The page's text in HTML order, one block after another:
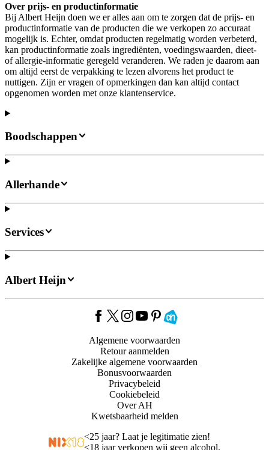
Over prijs- en productinformatie
Bij Albert Heijn doen we er alles aan om te zorgen dat de prijs- en
productinformatie van de producten die we verkopen zo accuraat
mogelijk is. Echter, omdat producten regelmatig worden verbeterd,
kan productinformatie zoals ingrediënten, voedingswaarden, dieet-
of allergie-informatie geregeld veranderen. We raden je daarom aan
om altijd eerst de verpakking te lezen alvorens het product te
nuttigen. Zijn er vragen of opmerkingen dan kan altijd contact
opgenomen worden met onze klantenservice.
Boodschappen
Allerhande
Services
Albert Heijn
Algemene voorwaarden
Retour aanmelden
Zakelijke algemene voorwaarden
Bonusvoorwaarden
Privacybeleid
Cookiebeleid
Over AH
Kwetsbaarheid melden
<25 jaar? Laat je legitimatie zien!
<18 jaar verkopen wij geen alcohol.